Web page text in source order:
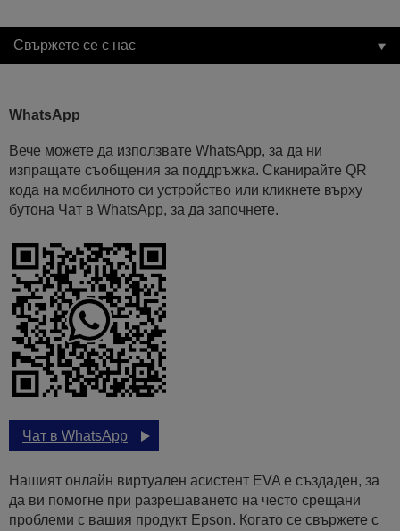
Свържете се с нас
WhatsApp
Вече можете да използвате WhatsApp, за да ни
изпращате съобщения за поддръжка. Сканирайте QR
кода на мобилното си устройство или кликнете върху
бутона Чат в WhatsApp, за да започнете.
Чат в WhatsApp
Нашият онлайн виртуален асистент EVA е създаден, за
да ви помогне при разрешаването на често срещани
проблеми с вашия продукт Epson. Когато се свържете с